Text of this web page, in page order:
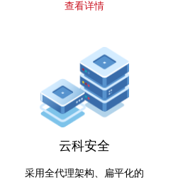
查看详情
云科安全
采用全代理架构、扁平化的